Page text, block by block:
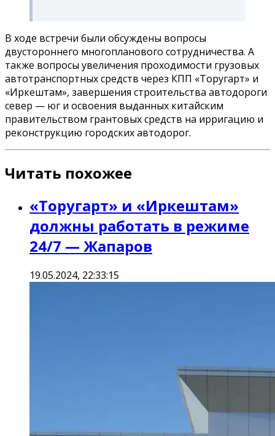
В ходе встречи были обсуждены вопросы
двустороннего многопланового сотрудничества. А
также вопросы увеличения проходимости грузовых
автотранспортных средств через КПП «Торугарт» и
«Иркештам», завершения строительства автодороги
север — юг и освоения выданных китайским
правительством грантовых средств на ирригацию и
реконструкцию городских автодорог.
Читать похожее
«Торугарт» и «Иркештам»
должны работать в режиме
24/7 — Жапаров
19.05.2024, 22:33:15